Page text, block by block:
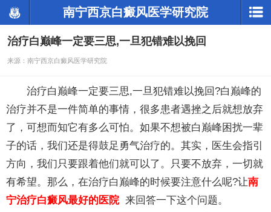
南宁西京白癜风医学研究院
治疗白巅峰一定要三思,一旦犯错难以挽回
来源：南宁西京白癜风医学研究院
治疗白巅峰一定要三思,一旦犯错难以挽回?白巅峰的
治疗并不是一件简单的事情，很多患者遇挫之后就想放弃
了，可想而知它有多么可怕。如果不想被白巅峰困扰一辈
子的话，我们还是得鼓足勇气治疗的。其实，医生会指引
方向，我们只要跟着他们就可以了。只要不放弃，一切就
有希望。那么，在治疗白巅峰的时候要注意什么呢?让南
宁治疗白癜风最好的医院 来回答一下这个问题。